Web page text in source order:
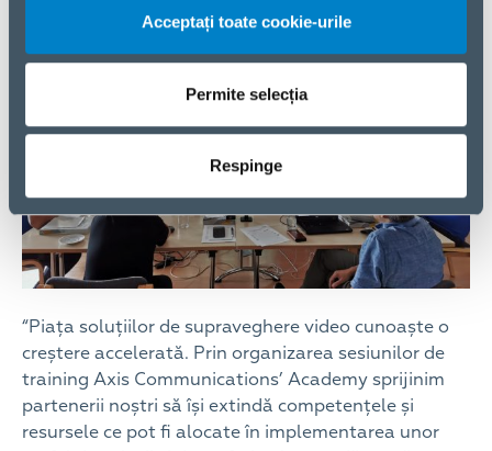
Acceptați toate cookie-urile
Permite selecția
Respinge
“Piața soluțiilor de supraveghere video cunoaște o
creștere accelerată. Prin organizarea sesiunilor de
training Axis Communications’ Academy sprijinim
partenerii noștri să își extindă competențele și
resursele ce pot fi alocate în implementarea unor